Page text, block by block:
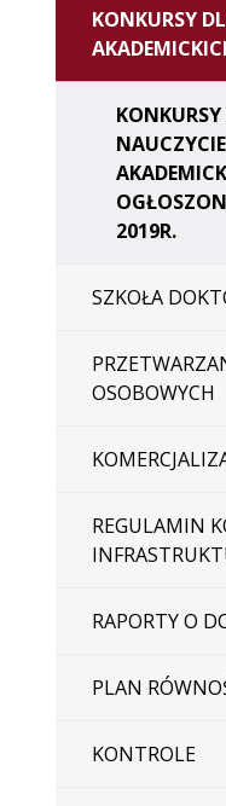
KONKURSY
2019R.
SZKOŁA
OSOBOWYCH
REGULAMIN
RAPORTY O
PLAN
KONTROLE